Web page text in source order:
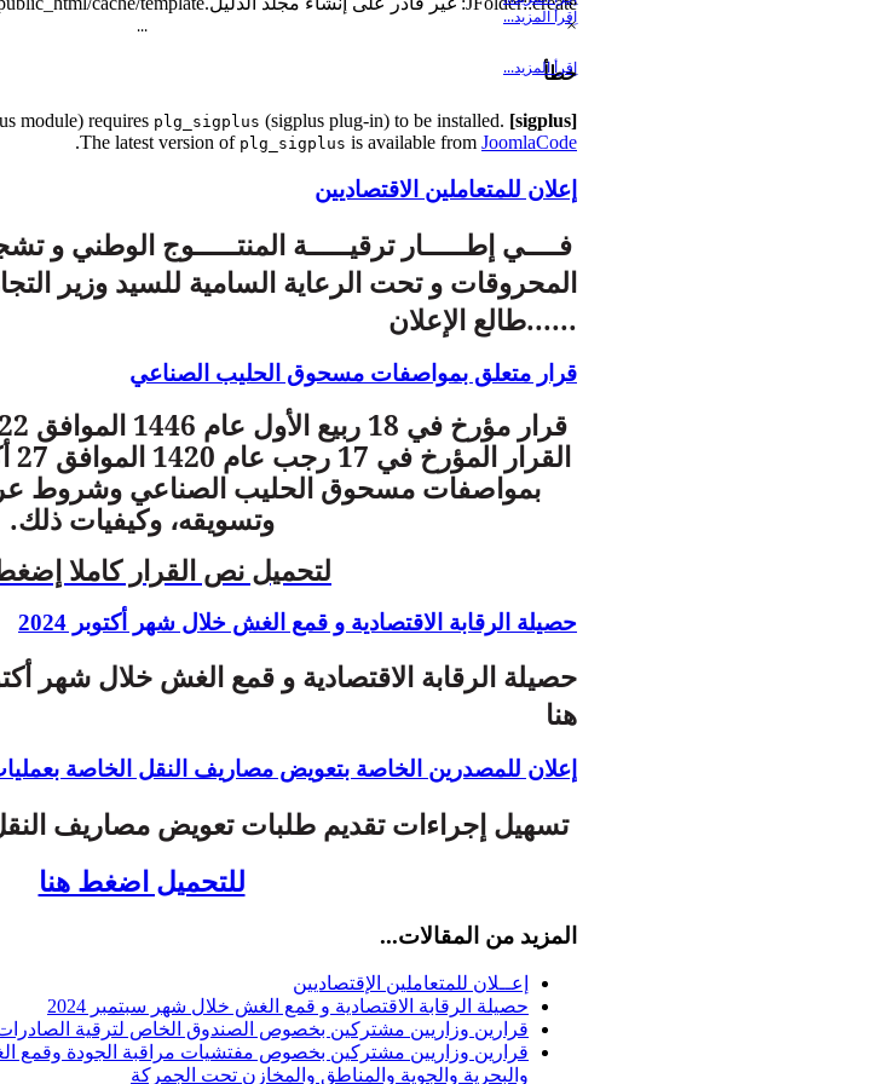
...
اِقرأ المزيد...
اِقرأ المزيد...
×
خطأ
[sigplus] Critical error:
module) requires plg_sigplus (sigplus plug-in) to be installed.
The latest version of plg_sigplus is available from JoomlaCode
.
إعلان للمتعاملين الاقتصاديين
فــــي إطـــــار ترقيـــــة المنتـــــوج الوطني
المحروقات و تحت الرعاية السامية للسيد وزير
......طالع الإعلان
قرار متعلق بمواصفات مسحوق الحليب الصناعي
بمواصفات مسحوق الحليب الصناعي وشروط
وتسويقه، وكيفيات ذلك.
لتحميل نص القرار كاملا
حصيلة الرقابة الاقتصادية و قمع الغش خلال شهر أكتوبر 2024
هنا
إعلان للمصدرين الخاصة بتعويض مصاريف النقل الخاصة
تسهيل إجراءات تقديم طلبات تعويض مصاريف
للتحميل اضغط هنا
المزيد من المقالات...
إعــلان للمتعاملين الإقتصاديين
حصيلة الرقابة الاقتصادية و قمع الغش خلال شهر سبتمبر 2024
قرارين وزاريين مشتركين بخصوص الصندوق الخاص لترقية
قرارين وزاريين مشتركين بخصوص مفتشيات مراقبة الجودة وقمع
والبحرية والجوية والمناطق والمخازن تحت الجمركة